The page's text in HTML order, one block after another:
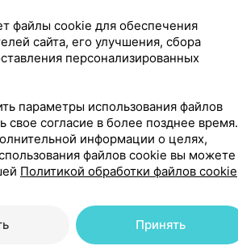
×1, Альнилам Беларусь
файлы cookie для обеспечения
сайта, его улучшения, сбора
персонализированных
параметры использования файлов
свое согласие в более позднее время.
информации о целях,
файлов cookie вы можете
Политикой обработки файлов cookie
Принять